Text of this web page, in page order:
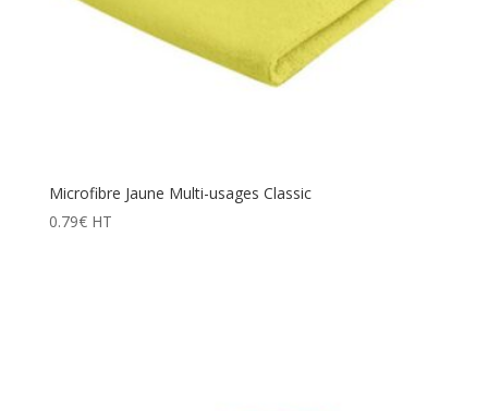
Microfibre Jaune Multi-usages Classic
0.79€ HT